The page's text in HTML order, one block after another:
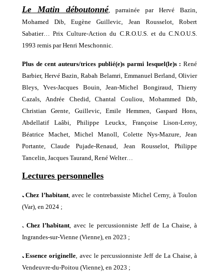
Le Matin déboutonné, parrainée par Hervé Bazin,
Mohamed Dib, Eugène Guillevic, Jean Rousselot, Robert
Sabatier… Prix Culture-Action du C.R.O.U.S. et du C.N.O.U.S.
1993 remis par Henri Meschonnic.
Plus de cent auteurs/trices publié(e)s parmi lesquel(le)s : René
Barbier, Hervé Bazin, Rabah Belamri, Emmanuel Berland, Olivier
Bleys, Yves-Jacques Bouin, Jean-Michel Bongiraud, Thierry
Cazals, Andrée Chedid, Chantal Couliou, Mohammed Dib,
Christian Grente, Guillevic, Emile Hemmen, Gaspard Hons,
Abdellatif Laâbi, Philippe Leuckx, Françoise Lison-Leroy,
Béatrice Machet, Michel Manoll, Colette Nys-Mazure, Jean
Portante, Claude Pujade-Renaud, Jean Rousselot, Philippe
Tancelin, Jacques Taurand, René Welter…
Lectures personnelles
ﹳ Chez l’habitant, avec le contrebassiste Michel Cerny, à Toulon
(Var), en 2024 ;
ﹳ Chez l’habitant,avec lepercussionniste Jeff de La Chaise, à
Ingrandes-sur-Vienne (Vienne), en 2023 ;
ﹳ Essence originelle, avec lepercussionniste Jeff de La Chaise, à
Vendeuvre-du-Poitou (Vienne), en 2023 ;